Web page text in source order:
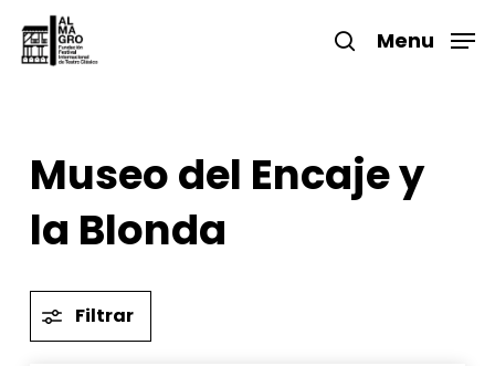
main
search
Menu
Museo del Encaje y
la Blonda
Filtrar